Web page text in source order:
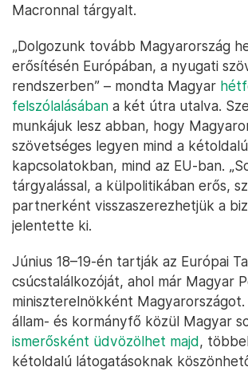
Macronnal tárgyalt.
„Dolgozunk tovább Magyarország
erősítésén Európában, a nyugati
rendszerben” – mondta Magyar
felszólalásában a két útra utalva.
munkájuk lesz abban, hogy
szövetséges legyen mind a kétoldalú
kapcsolatokban, mind az EU-ban.
tárgyalással, a külpolitikában erős,
partnerként visszaszerezhetjük a
jelentette ki.
Június 18–19-én tartják az Európai
csúcstalálkozóját, ahol már Magyar
miniszterelnökként Magyarországot.
állam- és kormányfő közül Magyar
ismerősként üdvözölhet majd,
kétoldalú látogatásoknak